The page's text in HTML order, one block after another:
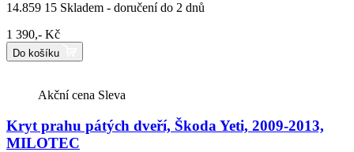
14.859 15 Skladem - doručení do 2 dnů
1 390,- Kč
Do košíku
Akční cena Sleva
Kryt prahu pátých dveří, Škoda Yeti, 2009-2013,
MILOTEC